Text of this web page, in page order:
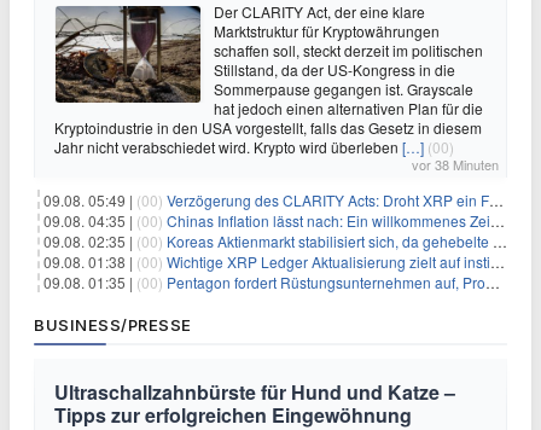
Der CLARITY Act, der eine klare
Marktstruktur für Kryptowährungen
schaffen soll, steckt derzeit im politischen
Stillstand, da der US-Kongress in die
Sommerpause gegangen ist. Grayscale
hat jedoch einen alternativen Plan für die
Kryptoindustrie in den USA vorgestellt, falls das Gesetz in diesem
Jahr nicht verabschiedet wird. Krypto wird überleben […] (00)
vor 38 Minuten
09.08. 05:49 | (00) Verzögerung des CLARITY Acts: Droht XRP ein Fall unter die $1-Marke?
09.08. 04:35 | (00) Chinas Inflation lässt nach: Ein willkommenes Zeichen für Investoren angesichts der Folgen des Öl-Schocks
09.08. 02:35 | (00) Koreas Aktienmarkt stabilisiert sich, da gehebelte Positionen abgebaut werden
09.08. 01:38 | (00) Wichtige XRP Ledger Aktualisierung zielt auf institutionelle Akzeptanz ab
09.08. 01:35 | (00) Pentagon fordert Rüstungsunternehmen auf, Produktion angesichts eskalierender globaler Spannungen zu steigern
BUSINESS/PRESSE
Ultraschallzahnbürste für Hund und Katze –
Tipps zur erfolgreichen Eingewöhnung